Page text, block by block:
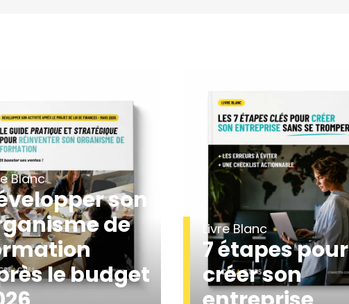
Blanc
son
de
le budget
Livre Blanc
7 étapes pour
créer son